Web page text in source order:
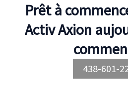
Prêt à
Activ Axion
438-601-